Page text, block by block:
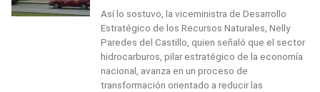
Así lo sostuvo, la viceministra de Desarrollo
Estratégico de los Recursos Naturales, Nelly
Paredes del Castillo, quien señaló que el sector
hidrocarburos, pilar estratégico de la economía
nacional, avanza en un proceso de
transformación orientado a reducir las